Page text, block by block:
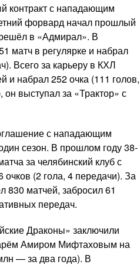
контракт с нападающим
форвард начал прошлый
в «Адмирал». В
матч в регулярке и набрал
Всего за карьеру в КХЛ
и набрал 252 очка (111 голов,
он выступал за «Трактор» с
с нападающим
сезон. В прошлом году 38-
за челябинский клуб с
(2 гола, 4 передачи). За
830 матчей, забросил 61
передач.
Драконы» заключили
Амиром Мифтаховым на
— за два года). В